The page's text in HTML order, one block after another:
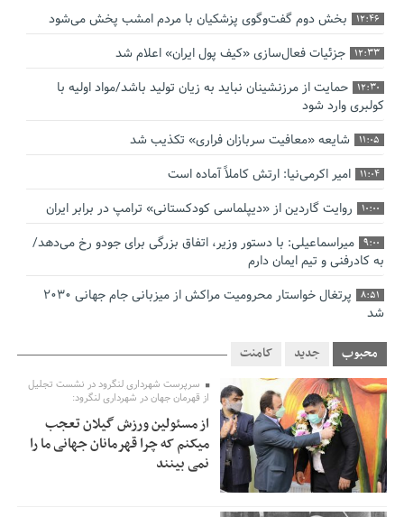
12:46 بخش دوم گفت‌وگوی پزشکیان با مردم امشب پخش می‌شود
12:33 جزئیات فعال‌سازی «کیف پول ایران» اعلام شد
12:30
حمایت از مرزنشینان نباید به زیان تولید باشد/مواد اولیه با
کولبری وارد شود
11:05 شایعه «معافیت سربازان فراری» تکذیب شد
11:04 امیر اکرمی‌نیا: ارتش کاملاً آماده است
10:00 روایت گاردین از «دیپلماسی کودکستانی» ترامپ در برابر ایران
9:00
میراسماعیلی: با دستور وزیر، اتفاق بزرگی برای جودو رخ می‌دهد/
به کادرفنی و تیم ایمان دارم
8:51
پرتغال خواستار محرومیت مراکش از میزبانی جام جهانی ۲۰۳۰
شد
فریدون جیرانی: اکبر عبدی حیف شد
0:58
تسهیلات اشتغالزایی در اختیار نهادهای حمایتی باید براساس
اولویت‌های گیلان پرداخت شود
2:53
زمان جلسه سرنوشت‌ساز هیات رئیسه فدراسیون فوتبال با حضور
قلعه‌نویی مشخص شد
2:50
دفتر رهبر انقلاب: مطالب خارج از مراجع رسمی فاقد سندیت
محبوب جدید کامنت
سرپرست شهرداری لنگرود در نشست تجلیل
از قهرمان جهان در شهرداری لنگرود:
از مسئولین ورزش گیلان تعجب
میکنم که چرا قهرمانان جهانی ما را
نمی بینند